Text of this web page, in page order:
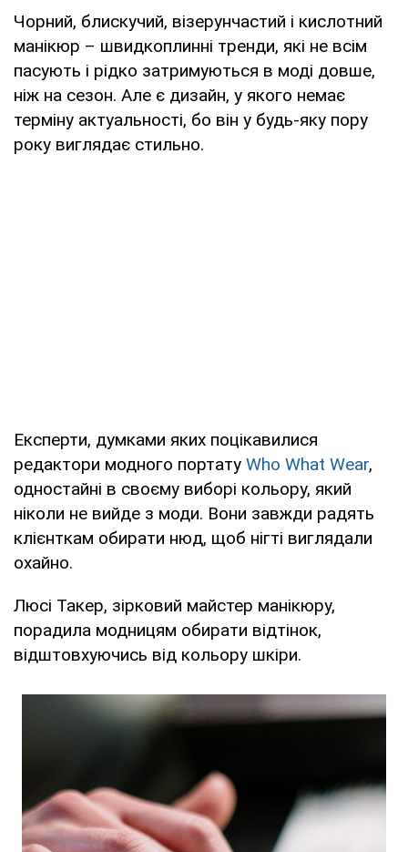
Чорний, блискучий, візерунчастий і кислотний
манікюр – швидкоплинні тренди, які не всім
пасують і рідко затримуються в моді довше,
ніж на сезон. Але є дизайн, у якого немає
терміну актуальності, бо він у будь-яку пору
року виглядає стильно.
Експерти, думками яких поцікавилися
редактори модного портату Who What Wear,
одностайні в своєму виборі кольору, який
ніколи не вийде з моди. Вони завжди радять
клієнткам обирати нюд, щоб нігті виглядали
охайно.
Люсі Такер, зірковий майстер манікюру,
порадила модницям обирати відтінок,
відштовхуючись від кольору шкіри.